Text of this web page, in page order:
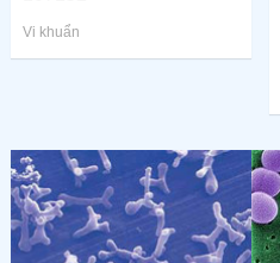
Vi khuẩn